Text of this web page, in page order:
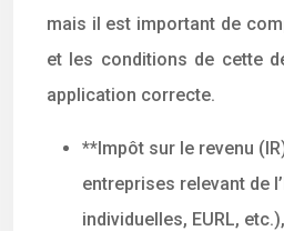
mais il est important de
et les conditions de cette
application correcte.
**Impôt sur le revenu
entreprises relevant de
individuelles, EURL,